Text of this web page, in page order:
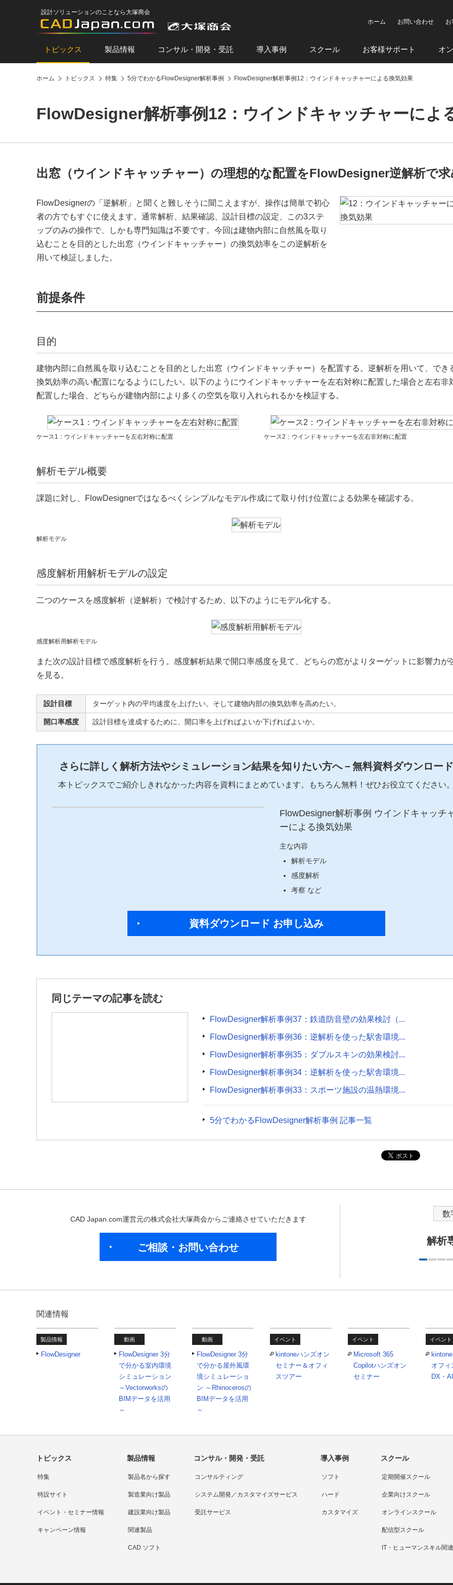
設計ソリューションのことなら大塚商会
ホーム
お問い合わせ お
トピックス 製品情報 コンサル・開発・受託 導入事例 スクール お客様サポート オ
ホーム トピックス 特集 5分でわかるFlowDesigner解析事例 FlowDesigner解析事例12：ウインドキャッチャーによる換気効果
FlowDesigner解析事例12：ウインドキャッチャーによ
出窓（ウインドキャッチャー）の理想的な配置をFlowDesigner逆解析で
FlowDesignerの「逆解析」と聞くと難しそうに聞こえますが、操作は簡単で初心
者の方でもすぐに使えます。通常解析、結果確認、設計目標の設定、この3ステ
ップのみの操作で、しかも専門知識は不要です。今回は建物内部に自然風を取り
込むことを目的とした出窓（ウインドキャッチャー）の換気効率をこの逆解析を
用いて検証しました。
前提条件
目的
建物内部に自然風を取り込むことを目的とした出窓（ウインドキャッチャー）を配置する。逆解析を用いて、でき
換気効率の高い配置になるようにしたい。以下のようにウインドキャッチャーを左右対称に配置した場合と左右非
配置した場合、どちらが建物内部により多くの空気を取り入れられるかを検証する。
ケース1：ウインドキャッチャーを左右対称に配置 ケース2：ウインドキャッチャーを左右非対称に配置
解析モデル概要
課題に対し、FlowDesignerではなるべくシンプルなモデル作成にて取り付け位置による効果を確認する。
解析モデル
感度解析用解析モデルの設定
二つのケースを感度解析（逆解析）で検討するため、以下のようにモデル化する。
感度解析用解析モデル
また次の設計目標で感度解析を行う。感度解析結果で開口率感度を見て、どちらの窓がよりターゲットに影響力が
を見る。
設計目標 ターゲット内の平均速度を上げたい。そして建物内部の換気効率を高めたい。
開口率感度 設計目標を達成するために、開口率を上げればよいか下げればよいか。
さらに詳しく解析方法やシミュレーション結果を知りたい方へ－無料資料ダウンロード
本トピックスでご紹介しきれなかった内容を資料にまとめています。もちろん無料！ぜひお役立てください
FlowDesigner解析事例 ウインドキャッチ
ーによる換気効果
主な内容
解析モデル
感度解析
考察 など
資料ダウンロード お申し込み
同じテーマの記事を読む
FlowDesigner解析事例37：鉄道防音壁の効果検討（...
FlowDesigner解析事例36：逆解析を使った駅舎環境...
FlowDesigner解析事例35：ダブルスキンの効果検討...
FlowDesigner解析事例34：逆解析を使った駅舎環境...
FlowDesigner解析事例33：スポーツ施設の温熱環境...
5分でわかるFlowDesigner解析事例 記事一覧
CAD Japan.com運営元の株式会社大塚商会からご連絡させていただきます
ご相談・お問い合わせ
数
解析
関連情報
製品情報
FlowDesigner
動画
FlowDesigner 3分
で分かる室内環境
シミュレーション
～Vectorworksの
BIMデータを活用
～
動画
FlowDesigner 3分
で分かる屋外風環
境シミュレーショ
ン ～Rhinocerosの
BIMデータを活用
～
イベント
kintoneハンズオン
セミナー＆オフィ
スツアー
イベント
Microsoft 365
Copilotハンズオン
セミナー
イベント
オフィ
DX・
トピックス
特集
特設サイト
イベント・セミナー情報
キャンペーン情報
製品情報
製品名から探す
製造業向け製品
建設業向け製品
関連製品
CAD ソフト
コンサル・開発・受託
コンサルティング
システム開発／カスタマイズサービス
受託サービス
導入事例
ソフト
ハード
カスタマイズ
スクール
定期開催スクール
企業向けスクール
オンラインスクール
配信型スクール
IT・ヒューマンスキル関